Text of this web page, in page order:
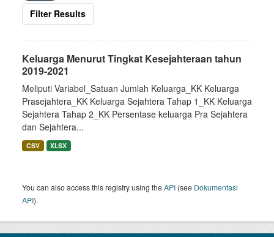
Filter Results
Keluarga Menurut Tingkat Kesejahteraan tahun
2019-2021
Meliputi Variabel_Satuan Jumlah Keluarga_KK Keluarga
Prasejahtera_KK Keluarga Sejahtera Tahap 1_KK Keluarga
Sejahtera Tahap 2_KK Persentase keluarga Pra Sejahtera
dan Sejahtera...
CSV XLSX
You can also access this registry using theAPI (see Dokumentasi
API).